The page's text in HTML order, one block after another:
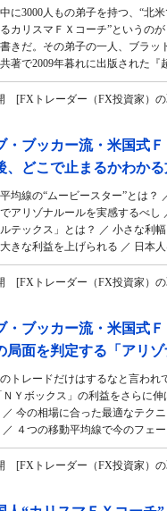
に3000人もの弟子を持つ、“北
カリスマＦＸコーチ”というの
きだ。その弟子の一人、ブラッ
著で2009年暮れに出版された
[FXトレーダー（FX投資家）
・ブッカー流・米国式
、どこで止まるかわかる
均線の“ムービースター”とは？
アリゾナルールを実感するべし
ルテックス」とは？ ／ 小さな利
きな利益を上げられる ／ 日本
[FXトレーダー（FX投資家）
・ブッカー流・米国式
局面を判定する「アリゾ
トレードだけはするなと言われ
ＮＹボックス」の利益をさらに伸
／ 今の相場に合った最適なテク
／ ４つの移動平均線で今のフェ
[FXトレーダー（FX投資家）